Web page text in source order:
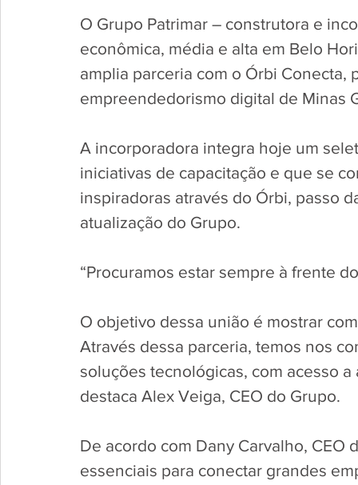
O Grupo Patrimar – construtora e
econômica, média e alta em Belo
amplia parceria com o Órbi
empreendedorismo digital de Minas
A incorporadora integra hoje um
iniciativas de capacitação e que se
inspiradoras através do Órbi, passo
atualização do Grupo.
“Procuramos estar sempre à frente
O objetivo dessa união é mostrar
Através dessa parceria, temos nos
soluções tecnológicas, com acesso
destaca Alex Veiga, CEO do Grupo.
De acordo com Dany Carvalho, CEO
essenciais para conectar grandes